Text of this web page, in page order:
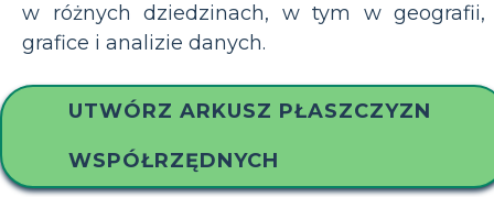
w różnych dziedzinach, w tym w geografii,
grafice i analizie danych.
UTWÓRZ ARKUSZ PŁASZCZYZN
WSPÓŁRZĘDNYCH